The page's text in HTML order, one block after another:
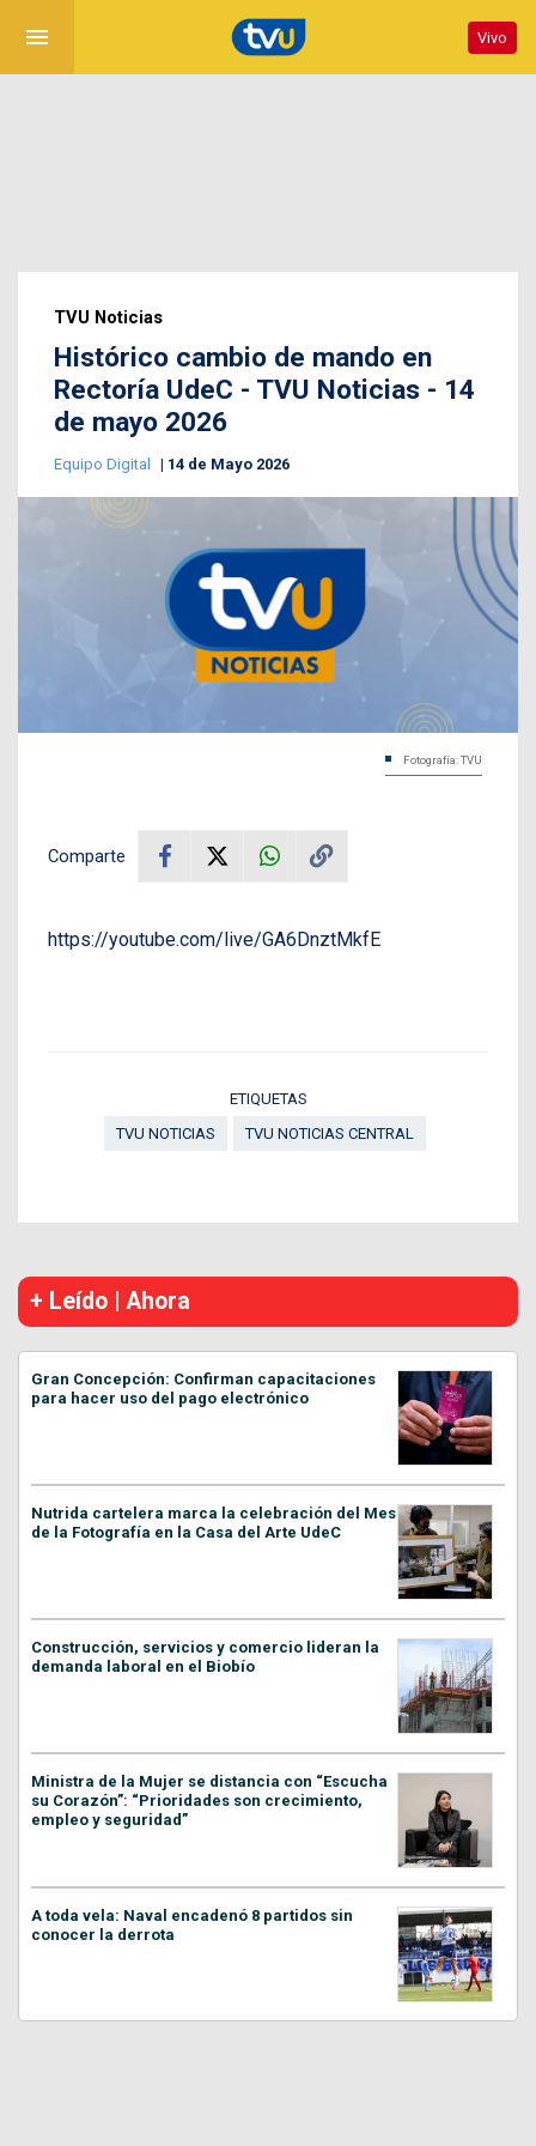
menu Vivo
TVU Noticias
Histórico cambio de mando en
Rectoría UdeC - TVU Noticias - 14
de mayo 2026
Equipo Digital 14 de Mayo 2026
Fotografía: TVU
Comparte
https://youtube.com/live/GA6DnztMkfE
ETIQUETAS
TVU NOTICIAS
TVU NOTICIAS CENTRAL
+ Leído | Ahora
Gran Concepción: Confirman capacitaciones
para hacer uso del pago electrónico
Nutrida cartelera marca la celebración del Mes
de la Fotografía en la Casa del Arte UdeC
Construcción, servicios y comercio lideran la
demanda laboral en el Biobío
Ministra de la Mujer se distancia con “Escucha
su Corazón”: “Prioridades son crecimiento,
empleo y seguridad”
A toda vela: Naval encadenó 8 partidos sin
conocer la derrota